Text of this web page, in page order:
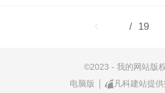
/ 19
©2023 - 我的网站版
电脑版
凡科建站提